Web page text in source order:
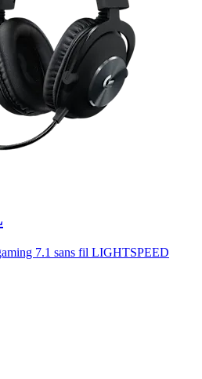
7.1 sans fil LIGHTSPEED